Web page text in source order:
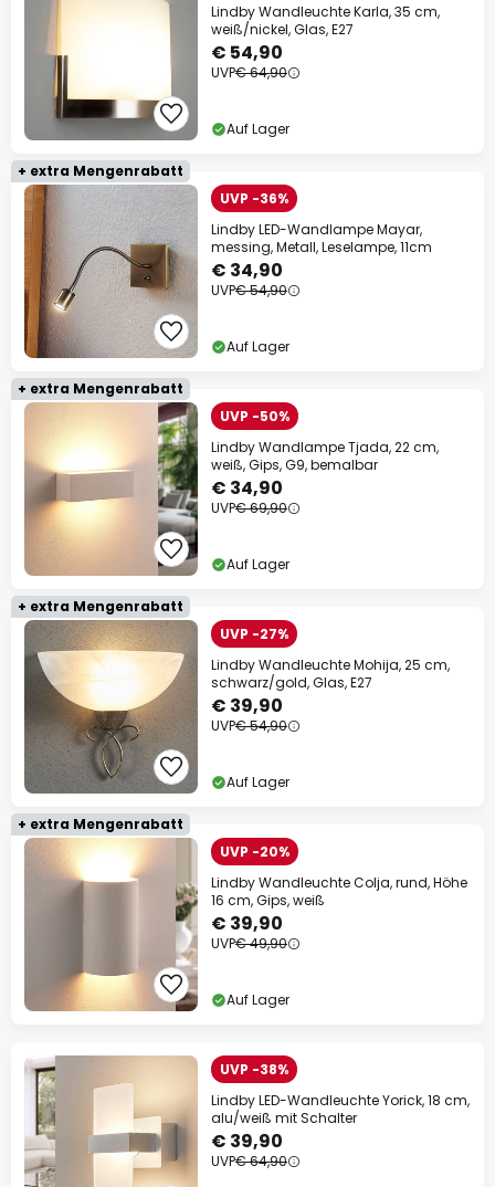
Lindby Wandleuchte Karla, 35 cm,
weiß/nickel, Glas, E27
€ 54,90
UVP€ 64,90
Auf Lager
+ extra Mengenrabatt
UVP -36%
Lindby LED-Wandlampe Mayar,
messing, Metall, Leselampe, 11cm
€ 34,90
UVP€ 54,90
Auf Lager
+ extra Mengenrabatt
UVP -50%
Lindby Wandlampe Tjada, 22 cm,
weiß, Gips, G9, bemalbar
€ 34,90
UVP€ 69,90
Auf Lager
+ extra Mengenrabatt
UVP -27%
Lindby Wandleuchte Mohija, 25 cm,
schwarz/gold, Glas, E27
€ 39,90
UVP€ 54,90
Auf Lager
+ extra Mengenrabatt
UVP -20%
Lindby Wandleuchte Colja, rund, Höhe
16 cm, Gips, weiß
€ 39,90
UVP€ 49,90
Auf Lager
UVP -38%
Lindby LED-Wandleuchte Yorick, 18 cm,
alu/weiß mit Schalter
€ 39,90
UVP€ 64,90